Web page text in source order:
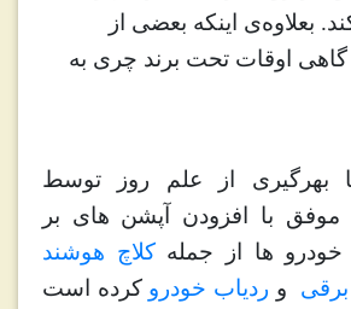
بعلاوه‌ی اینکه بعضی از
گاهی اوقات تحت برند چری به
بهرگیری از علم روز توسط
با افزودن آپشن های بر
خودرو ها از جملهکلاچ هوشند
برقی و ردیاب خودرو کرده است